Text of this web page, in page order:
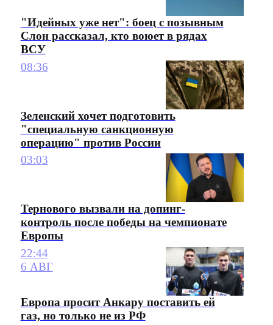
"Идейных уже нет": боец с позывным
Слон рассказал, кто воюет в рядах
ВСУ
08:36
Зеленский хочет подготовить
"специальную санкционную
операцию" против России
03:03
Тернового вызвали на допинг-
контроль после победы на чемпионате
Европы
22:44
6 АВГ
Европа просит Анкару поставить ей
газ, но только не из РФ